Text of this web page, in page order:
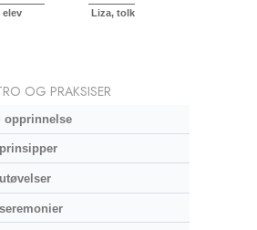
elev Liza, tolk
OG PRAKSISER
opprinnelse